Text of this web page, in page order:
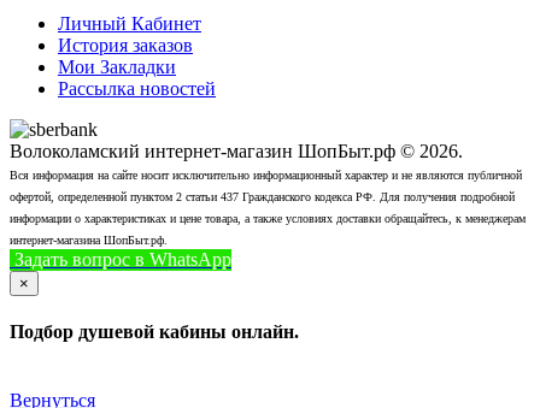
Личный Кабинет
История заказов
Мои Закладки
Рассылка новостей
Волоколамский интернет-магазин ШопБыт.рф © 2026.
Вся информация на сайте носит исключительно информационный характер и не являются публичной
офертой, определенной пунктом 2 статьи 437 Гражданского кодекса РФ. Для получения подробной
информации о характеристиках и цене товара, а также условиях доставки обращайтесь, к менеджерам
интернет-магазина ШопБыт.рф.
Задать вопрос в WhatsApp
×
Подбор душевой кабины онлайн.
Вернуться